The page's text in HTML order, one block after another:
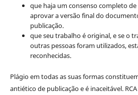
que haja um consenso completo
aprovar a versão final do
publicação.
que seu trabalho é original, e se o
outras pessoas foram utilizados,
reconhecidas.
Plágio em todas as suas formas
antiético de publicação e é inaceitável.